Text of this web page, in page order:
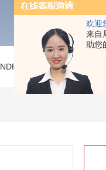
欢迎
来自
助您
液压阀>